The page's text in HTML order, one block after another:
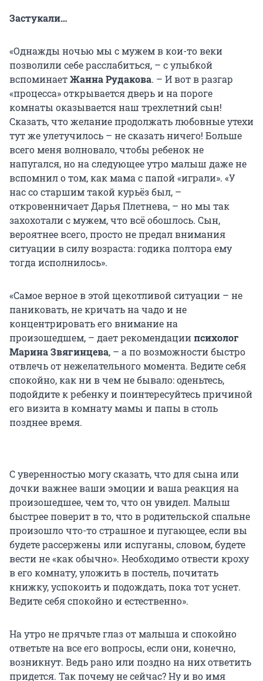
Застукали…
«Однажды ночью мы с мужем в кои-то веки
позволили себе расслабиться, – с улыбкой
вспоминаетЖанна Рудакова. – И вот в разгар
«процесса» открывается дверь и на пороге
комнаты оказывается наш трехлетний сын!
Сказать, что желание продолжать любовные утехи
тут же улетучилось – не сказать ничего! Больше
всего меня волновало, чтобы ребенок не
напугался, но на следующее утро малыш даже не
вспомнил о том, как мама с папой «играли». «У
нас со старшим такой курьёз был, –
откровенничает Дарья Плетнева, – но мы так
захохотали с мужем, что всё обошлось. Сын,
вероятнее всего, просто не предал внимания
ситуации в силу возраста: годика полтора ему
тогда исполнилось».
«Самое верное в этой щекотливой ситуации – не
паниковать, не кричать на чадо и не
концентрировать его внимание на
произошедшем, – дает рекомендациипсихолог
Марина Звягинцева, – а по возможности быстро
отвлечь от нежелательного момента. Ведите себя
спокойно, как ни в чем не бывало: оденьтесь,
подойдите к ребенку и поинтересуйтесь причиной
его визита в комнату мамы и папы в столь
позднее время.
С уверенностью могу сказать, что для сына или
дочки важнее ваши эмоции и ваша реакция на
произошедшее, чем то, что он увидел. Малыш
быстрее поверит в то, что в родительской спальне
произошло что-то страшное и пугающее, если вы
будете рассержены или испуганы, словом, будете
вести не «как обычно». Необходимо отвести кроху
в его комнату, уложить в постель, почитать
книжку, успокоить и подождать, пока тот уснет.
Ведите себя спокойно и естественно».
На утро не прячьте глаз от малыша и спокойно
ответьте на все его вопросы, если они, конечно,
возникнут. Ведь рано или поздно на них ответить
придется. Так почему не сейчас? Ну и во имя